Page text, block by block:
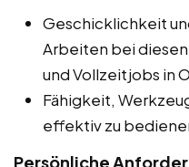
Geschicklichkeit
Arbeiten bei
und Vollzeitjobs in
Fähigkeit,
effektiv zu
Persönliche